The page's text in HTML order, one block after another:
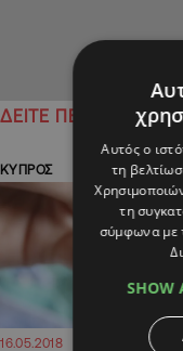
ΔΕΙΤΕ ΠΕΡΙΣΣΟΤΕΡΑ
ΚΥΠΡΟΣ
16.05.2018
Αυτός ο
τη
τη
σύμφωνα με
SHOW